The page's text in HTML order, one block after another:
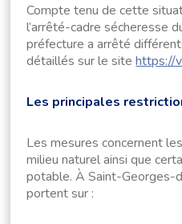
Compte tenu de cette
l’arrêté-cadre sécheresse
préfecture a arrêté
détaillés sur le sitehttps://
Les principales
Les mesures concernent
milieu naturel ainsi que
potable. À Saint-Georges-
portent sur :